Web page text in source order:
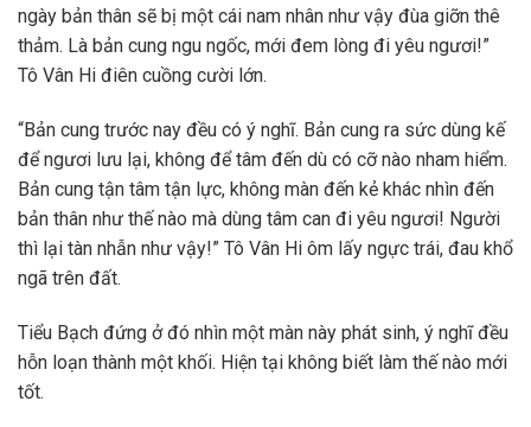
ngày bản thân sẽ bị một cái nam nhân như vậy đùa giỡn thê
thảm. Là bản cung ngu ngốc, mới đem lòng đi yêu ngươi!”
Tô Vân Hi điên cuồng cười lớn.
“Bản cung trước nay đều có ý nghĩ. Bản cung ra sức dùng kế
để ngươi lưu lại, không để tâm đến dù có cỡ nào nham hiểm.
Bản cung tận tâm tận lực, không màn đến kẻ khác nhìn đến
bản thân như thế nào mà dùng tâm can đi yêu ngươi! Người
thì lại tàn nhẫn như vậy!” Tô Vân Hi ôm lấy ngực trái, đau khổ
ngã trên đất.
Tiểu Bạch đứng ở đó nhìn một màn này phát sinh, ý nghĩ đều
hỗn loạn thành một khối. Hiện tại không biết làm thế nào mới
tốt.